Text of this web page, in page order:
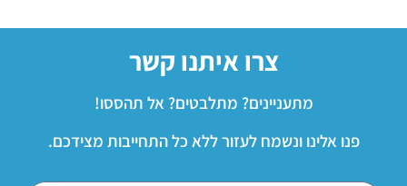
צרו איתנו קשר
מתעניינים? מתלבטים? אל תהססו!
פנו אלינו ונשמח לעזור ללא כל התחייבות מצידכם.